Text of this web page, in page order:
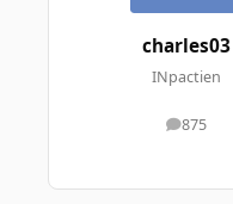
charles03
INpactien
875